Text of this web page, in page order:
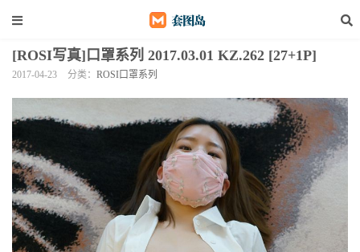
[ROSI写真]口罩系列 2017.03.01 KZ.262 [27+1P]
2017-04-23 分类： ROSI口罩系列